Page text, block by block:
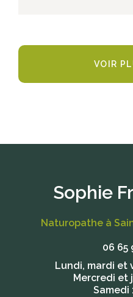
VOIR
Sophie
Naturopathe à
06 65
Lundi, mardi et
Mercredi et
Samedi